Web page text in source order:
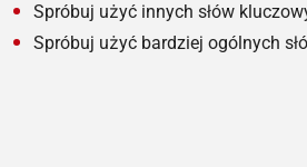
Spróbuj użyć innych słów
Spróbuj użyć bardziej ogólnych